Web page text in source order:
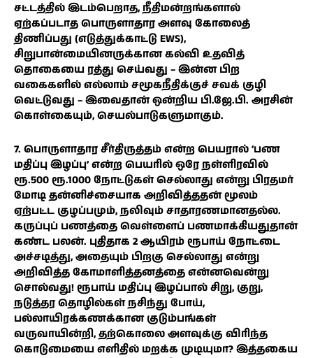
சட்டத்தில் இடம்பெறாத, நீதிமன்றங்களால்
ஏற்கப்படாத பொருளாதார அளவு கோலைத்
திணிப்பது (எடுத்துக்காட்டு EWS),
சிறுபான்மையினருக்கான கல்வி உதவித்
தொகையை ரத்து செய்வது – இன்ன பிற
வகைகளில் எல்லாம் சமூகநீதிக்குச் சவக் குழி
வெட்டுவது – இவைதான் ஒன்றிய பி.ஜே.பி. அரசின்
கொள்கையும், செயல்பாடுகளுமாகும்.
7. பொருளாதார சீர்திருத்தம் என்ற பெயரால் ‘பண
மதிப்பு இழப்பு’ என்ற பெயரில் ஒரே நள்ளிரவில்
ரூ.500 ரூ.1000 நோட்டுகள் செல்லாது என்று பிரதமர்
மோடி தன்னிச்சையாக அறிவித்ததன் மூலம்
ஏற்பட்ட குழப்பமும், நலிவும் சாதாரணமானதல்ல.
கருப்புப் பணத்தை வெள்ளைப் பணமாக்கியதுதான்
கண்ட பலன். புதிதாக 2 ஆயிரம் ரூபாய் நோட்டை
அச்சடித்து, அதையும் பிறகு செல்லாது என்று
அறிவித்த கோமாளித்தனத்தை என்னவென்று
சொல்வது! ரூபாய் மதிப்பு இழப்பால் சிறு, குறு,
நடுத்தர தொழில்கள் நசிந்து போய்,
பல்லாயிரக்கணக்கான குடும்பங்கள்
வருவாயின்றி, தற்கொலை அளவுக்கு விரிந்த
கொடுமையை எளிதில் மறக்க முடியுமா? இத்தகைய